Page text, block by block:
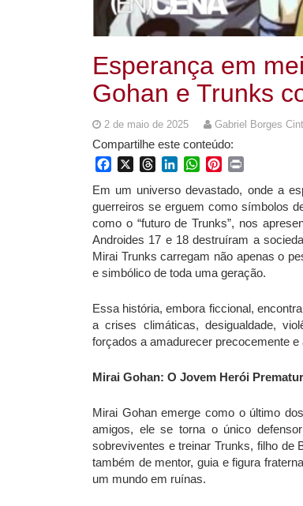
Esperança em
Gohan e Trunks
2 de maio de 2025 Gabriel Borges
Compartilhe este conteúdo:
FacebookThreadsLinkedInWhatsApp
Pinterest
Em um universo devastado, onde a
guerreiros se erguem como símbolos
como o “futuro de Trunks”, nos
Androides 17 e 18 destruíram a
Mirai Trunks carregam não apenas o
e simbólico de toda uma geração.
Essa história, embora ficcional,
a crises climáticas, desigualdade,
forçados a amadurecer precocemente
Mirai Gohan: O Jovem Herói
Mirai Gohan emerge como o último
amigos, ele se torna o único
sobreviventes e treinar Trunks, filho de
também de mentor, guia e figura
um mundo em ruínas.